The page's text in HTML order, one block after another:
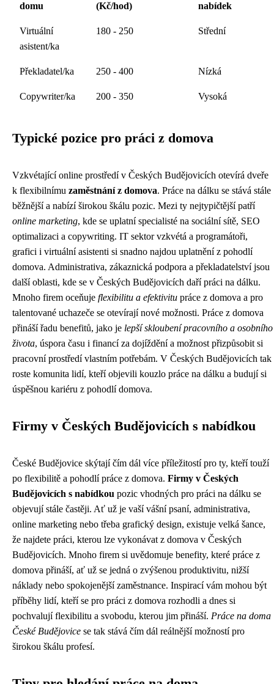
domu
(Kč/hod)
nabídek
Virtuální
asistent/ka
180 - 250 Střední
Překladatel/ka 250 - 400 Nízká
Copywriter/ka 200 - 350 Vysoká
Typické pozice pro práci z domova
Vzkvétající online prostředí v Českých Budějovicích otevírá dveře
k flexibilnímu zaměstnání z domova. Práce na dálku se stává stále
běžnější a nabízí širokou škálu pozic. Mezi ty nejtypičtější patří
online marketing, kde se uplatní specialisté na sociální sítě, SEO
optimalizaci a copywriting. IT sektor vzkvétá a programátoři,
grafici i virtuální asistenti si snadno najdou uplatnění z pohodlí
domova. Administrativa, zákaznická podpora a překladatelství jsou
další oblasti, kde se v Českých Budějovicích daří práci na dálku.
Mnoho firem oceňuje flexibilitu a efektivitu práce z domova a pro
talentované uchazeče se otevírají nové možnosti. Práce z domova
přináší řadu benefitů, jako je lepší skloubení pracovního a osobního
života, úspora času i financí za dojíždění a možnost přizpůsobit si
pracovní prostředí vlastním potřebám. V Českých Budějovicích tak
roste komunita lidí, kteří objevili kouzlo práce na dálku a budují si
úspěšnou kariéru z pohodlí domova.
Firmy v Českých Budějovicích s nabídkou
České Budějovice skýtají čím dál více příležitostí pro ty, kteří touží
po flexibilitě a pohodlí práce z domova. Firmy v Českých
Budějovicích s nabídkou pozic vhodných pro práci na dálku se
objevují stále častěji. Ať už je vaší vášní psaní, administrativa,
online marketing nebo třeba grafický design, existuje velká šance,
že najdete práci, kterou lze vykonávat z domova v Českých
Budějovicích. Mnoho firem si uvědomuje benefity, které práce z
domova přináší, ať už se jedná o zvýšenou produktivitu, nižší
náklady nebo spokojenější zaměstnance. Inspirací vám mohou být
příběhy lidí, kteří se pro práci z domova rozhodli a dnes si
pochvalují flexibilitu a svobodu, kterou jim přináší. Práce na doma
České Budějovice se tak stává čím dál reálnější možností pro
širokou škálu profesí.